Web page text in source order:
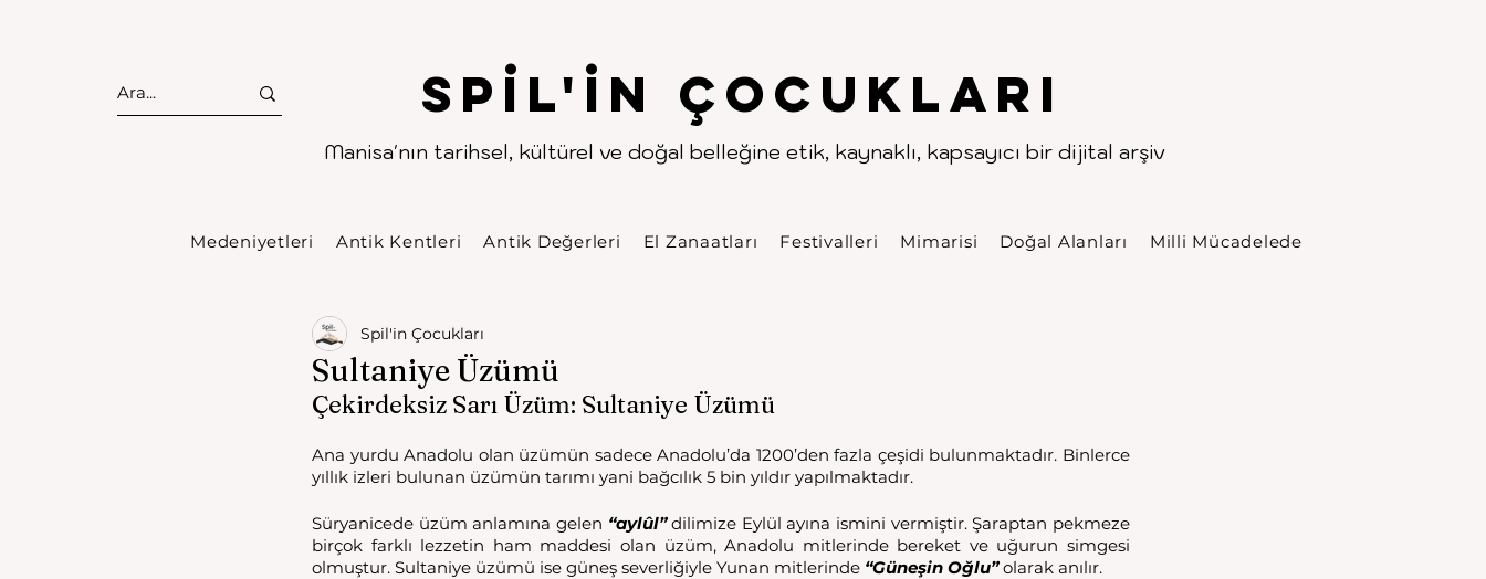
Spıl'in Çocukları
Manisa'nın tarihsel, kültürel ve doğal belleğine etik, kaynaklı, kapsayıcı bir dijital arşiv
. .
Medeniyetleri Antik Kentleri Antik Değerleri El Zanaatları Festivalleri Mimarisi Doğal Alanları Milli Mücadelede
Sultaniye Üzümü
Spil'in Çocukları
Çekirdeksiz Sarı Üzüm: Sultaniye Üzümü
Ana yurdu Anadolu olan üzümün sadece Anadolu’da 1200’den fazla çeşidi bulunmaktadır. Binlerce
yıllık izleri bulunan üzümün tarımı yani bağcılık 5 bin yıldır yapılmaktadır.
Süryanicede üzüm anlamına gelen “aylûl” dilimize Eylül ayına ismini vermiştir. Şaraptan pekmeze
birçok farklı lezzetin ham maddesi olan üzüm, Anadolu mitlerinde bereket ve uğurun simgesi
olmuştur. Sultaniye üzümü ise güneş severliğiyle Yunan mitlerinde “Güneşin Oğlu” olarak anılır.